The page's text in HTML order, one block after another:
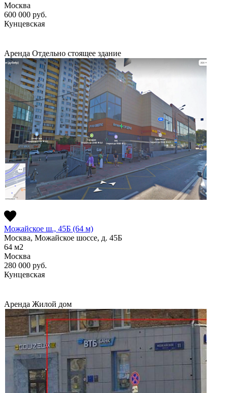
Москва
600 000 руб.
Кунцевская
Аренда Отдельно стоящее здание
Можайское ш., 45Б (64 м)
Москва, Можайское шоссе, д. 45Б
64 м2
Москва
280 000 руб.
Кунцевская
Аренда Жилой дом